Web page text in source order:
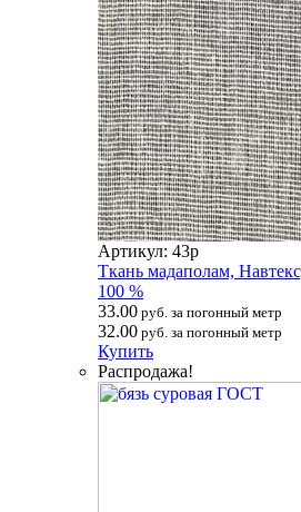
Артикул: 43р
Ткань мадаполам,
100 %
33.00 руб. за погонный метр
32.00 руб. за погонный метр
Купить
Распродажа!